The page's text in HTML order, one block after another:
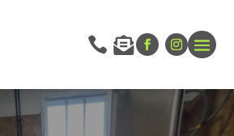
 